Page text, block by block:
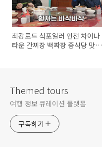
최강로드 식포일러 인천 차이나
타운 간찌장 백짜장 중식당 맛집
Themed tours
여행 정보 큐레이션 플랫폼
구독하기